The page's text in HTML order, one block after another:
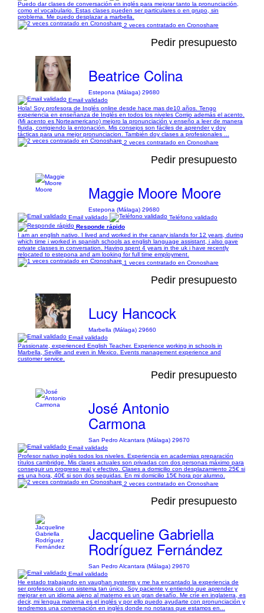
Puedo dar clases de conversación en inglés para mejorar tanto la pronunciación,
como el vocabulario. Estas clases pueden ser particulares o en grupo, sin
problema. Me puedo desplazar a marbella.
2 veces contratado en Cronoshare
Pedir presupuesto
Beatrice Colina
Estepona (Málaga) 29680
Email validado
Hola! Soy profesora de Inglés online desde hace mas de10 años. Tengo
experiencia en enseñanza de Inglés en todos los niveles Corrijo además el acento.
(Mi acento es Norteamericano) mejoro la pronunciación y enseño a leer de manera
fluida, corrigiendo la entonación. Mis consejos son fáciles de aprender y doy
tácticas para una mejor pronunciacion. También doy clases a profesionales ...
2 veces contratado en Cronoshare
Pedir presupuesto
Maggie Moore Moore
Estepona (Málaga) 29680
Email validado
Teléfono validado
Responde rápido
I am an english nativo. I lived and worked in the canary islands for 12 years, during
which time i worked in spanish schools as english language assistant, i also gave
private classes in conversation. Having spent 4 years in the uk i have recently
relocated to estepona and am looking for full time employment.
1 veces contratado en Cronoshare
Pedir presupuesto
Lucy Hancock
Marbella (Málaga) 29660
Email validado
Passionate, experienced English Teacher. Experience working in schools in
Marbella, Seville and even in Mexico. Events management experience and
customer service.
Pedir presupuesto
José Antonio
Carmona
San Pedro Alcantara (Málaga) 29670
Email validado
Profesor nativo inglés todos los niveles. Experiencia en academias preparación
títulos cambridge. Mis clases actuales son privadas con dos personas máximo para
conseguir un progreso real y efectivo. Clases a domicilio con desplazamiento 25€ si
es una hora, 40€ si son dos seguidas. En mi domicilio 15€ hora por alumno.
2 veces contratado en Cronoshare
Pedir presupuesto
Jacqueline Gabriella
Rodríguez Fernández
San Pedro Alcantara (Málaga) 29670
Email validado
He estado trabajando en vaughan systems y me ha encantado la experiencia de
ser profesora con un sistema tan único. Soy paciente y entiendo que aprender y
mejorar en un idioma ajeno al materno es un gran desafío. Me críe en inglaterra, es
decir, mi lengua materna es el inglés y por ello puedo ayudarte con pronunciación y
tendremos una conversación en inglés donde no notaras que estamos en...